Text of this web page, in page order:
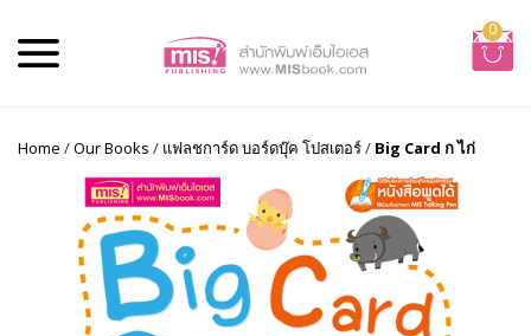
0
Home /Our Books / แฟลชการ์ด บอร์ดบุ๊ค โปสเตอร์/ Big Card ก ไก่